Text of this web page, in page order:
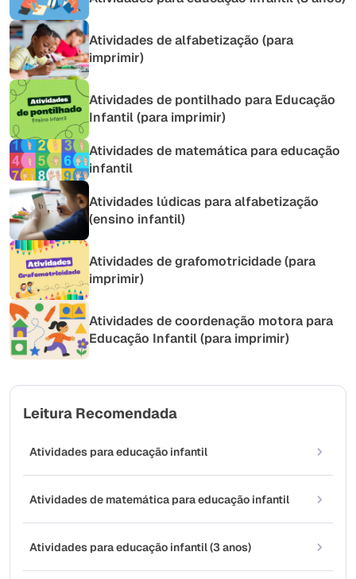
Atividades de alfabetização (para
imprimir)
Atividades de pontilhado para Educação
Infantil (para imprimir)
Atividades de matemática para educação
infantil
Atividades lúdicas para alfabetização
(ensino infantil)
Atividades de grafomotricidade (para
imprimir)
Atividades de coordenação motora para
Educação Infantil (para imprimir)
Leitura Recomendada
Atividades para educação infantil
Atividades de matemática para educação infantil
Atividades para educação infantil (3 anos)